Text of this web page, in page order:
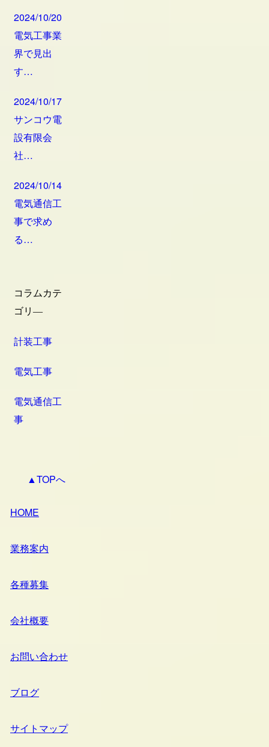
2024/10/20
電気工事業
界で見出
す…
2024/10/17
サンコウ電
設有限会
社…
2024/10/14
電気通信工
事で求め
る…
コラムカテ
ゴリ―
計装工事
電気工事
電気通信工
事
▲TOPへ
HOME
業務案内
各種募集
会社概要
お問い合わせ
ブログ
サイトマップ